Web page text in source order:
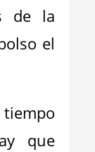
de la
el
que